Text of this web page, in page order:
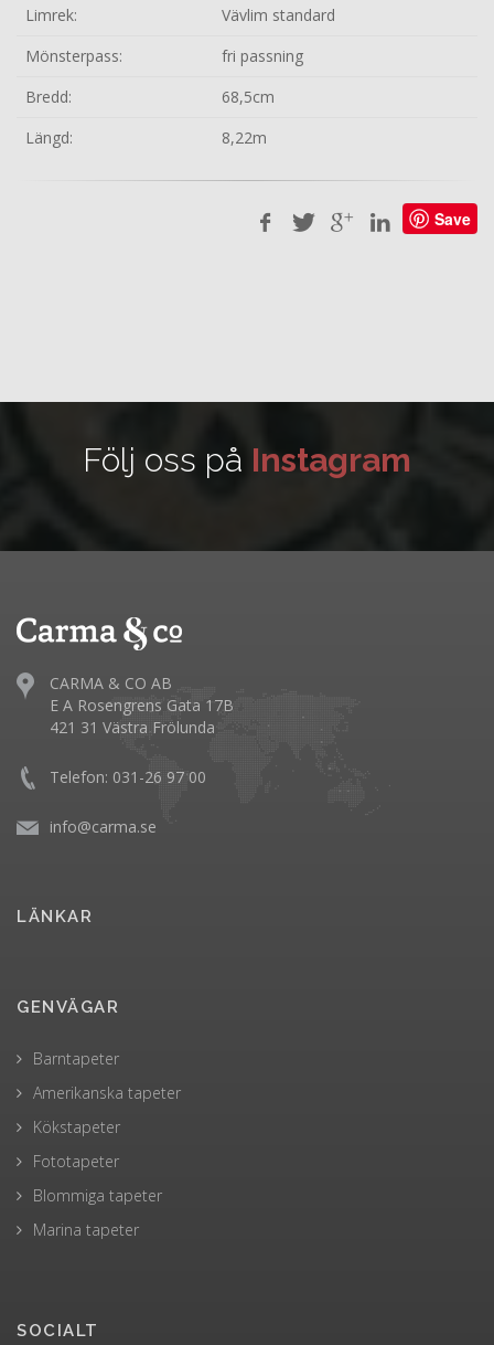
Limrek:
Vävlim standard
Mönsterpass:
fri passning
Bredd:
68,5cm
Längd:
8,22m
Save
Följ oss på Instagram
CARMA & CO AB
E A Rosengrens Gata 17B
421 31 Västra Frölunda
Telefon: 031-26 97 00
info@carma.se
LÄNKAR
GENVÄGAR
Barntapeter
Amerikanska tapeter
Kökstapeter
Fototapeter
Blommiga tapeter
Marina tapeter
SOCIALT